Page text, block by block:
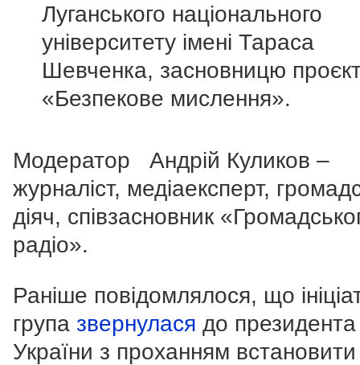
Луганського національного
університету імені Тараса
Шевченка, засновницю
«Безпекове мислення».
Модератор Андрій Куликов –
журналіст, медіаексперт,
діяч, співзасновник
радіо».
Раніше повідомлялося, що
група звернулася до президента
України з проханням